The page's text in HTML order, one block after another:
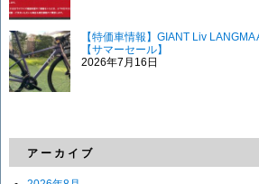
【特価車情報】GIANT Liv
【サマーセール】
2026年7月16日
アーカイブ